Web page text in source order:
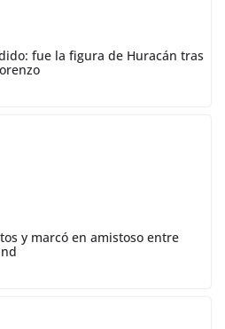
fue la figura de Huracán tras
y marcó en amistoso entre